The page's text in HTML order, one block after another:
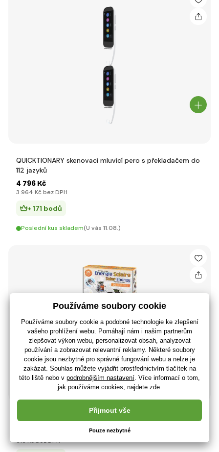
QUICKTIONARY skenovací mluvící pero s překladačem do
112 jazyků
4 796 Kč
3 964 Kč bez DPH
+ 171 bodů
Poslední kus skladem(U vás 11.08.)
Stroje na solární energii (7503)
516 Kč bez DPH